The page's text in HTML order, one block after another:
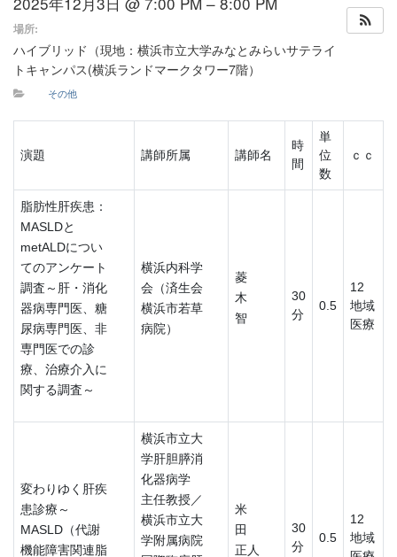
場所:
ハイブリッド（現地：横浜市立大学みなとみらいサテライ
トキャンパス(横浜ランドマークタワー7階）
その他
演題 講師所属 講師名
時
間
単
位
数
ｃｃ
脂肪性肝疾患：
MASLDと
metALDについ
てのアンケート
調査～肝・消化
器病専門医、糖
尿病専門医、非
専門医での診
療、治療介入に
関する調査～
横浜内科学
会（済生会
横浜市若草
病院）
菱
木
智
30
分
0.5
12
地域
医療
変わりゆく肝疾
患診療～
MASLD（代謝
機能障害関連脂
横浜市立大
学肝胆膵消
化器病学
主任教授／
横浜市立大
学附属病院
米
田
正人
30
分
0.5
12
地域